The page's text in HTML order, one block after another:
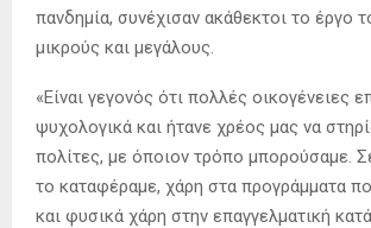
πανδημία, συνέχισαν ακάθεκτοι το έργο
μικρούς και μεγάλους.
«Είναι γεγονός ότι πολλές οικογένειες
ψυχολογικά και ήτανε χρέος μας να
πολίτες, με όποιον τρόπο μπορούσαμε.
το καταφέραμε, χάρη στα προγράμματα
και φυσικά χάρη στην επαγγελματική